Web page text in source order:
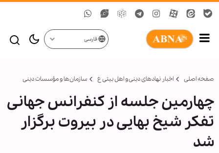
فارسی
صفحه اصلی اخبار نهادهای دینی و اهل بیتی ع سازمان‌ها و مؤسسات دینی
چهارمین جلسه از کنفرانس جهانی
تفکر شیخ بهایی در بیروت برگزار
شد